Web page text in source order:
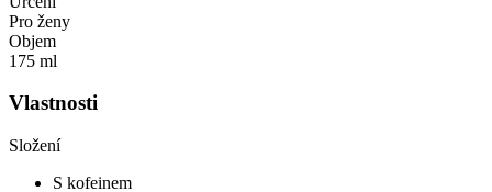
Pro ženy
Objem
175 ml
Vlastnosti
Složení
S kofeinem